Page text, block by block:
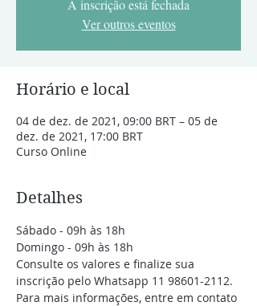
A inscrição está fechada
Ver outros eventos
Horário e local
04 de dez. de 2021, 09:00 BRT – 05 de
dez. de 2021, 17:00 BRT
Curso Online
Detalhes
Sábado - 09h às 18h
Domingo - 09h às 18h
Consulte os valores e finalize sua
inscrição pelo Whatsapp 11 98601-2112.
Para mais informações, entre em contato